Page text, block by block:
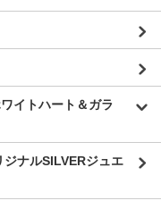
イトハート＆ガラ
ナルSILVERジュエ